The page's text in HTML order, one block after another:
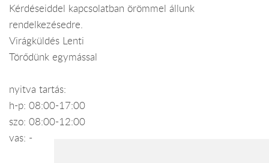
Kérdéseiddel kapcsolatban örömmel állunk
rendelkezésedre.
Virágküldés Lenti
Törődünk egymással
nyitva tartás:
h-p: 08:00-17:00
szo: 08:00-12:00
vas: -